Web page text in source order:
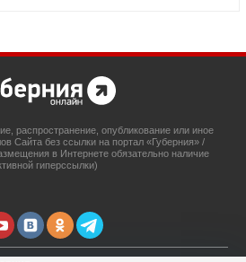
распространение, опубликование или иное
Сайта без ссылки на портал «Губерния» /
в Интернете обязательно наличие
гиперссылки)